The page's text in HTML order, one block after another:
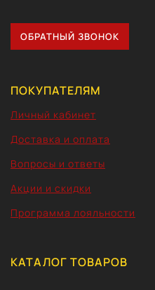
ОБРАТНЫЙ ЗВОНОК
ПОКУПАТЕЛЯМ
Личный кабинет
Доставка и оплата
Вопросы и ответы
Акции и скидки
Программа лояльности
КАТАЛОГ ТОВАРОВ